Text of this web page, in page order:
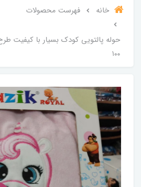
خانه فهرست محصولات
۱۰۰